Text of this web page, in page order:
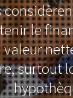
le
surtout